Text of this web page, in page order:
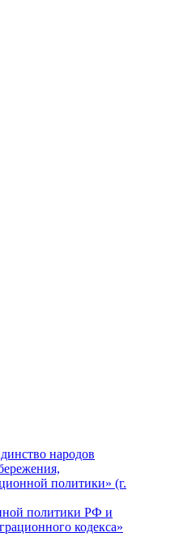
народов
политики» (г.
политики РФ и
кодекса»